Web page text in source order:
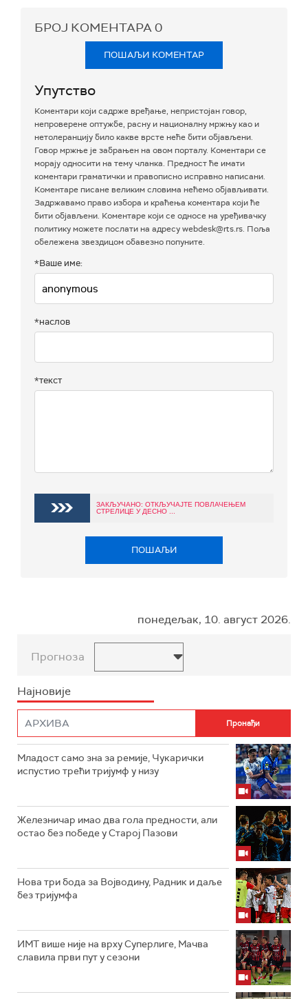
БРОЈ КОМЕНТАРА0
ПОШАЉИ КОМЕНТАР
Упутство
Коментари који садрже вређање, непристојан говор,
непроверене оптужбе, расну и националну мржњу као и
нетолеранцију било какве врсте неће бити објављени.
Говор мржње је забрањен на овом порталу. Коментари се
морају односити на тему чланка. Предност ће имати
коментари граматички и правописно исправно написани.
Коментаре писане великим словима нећемо објављивати.
Задржавамо право избора и краћења коментара који ће
бити објављени. Коментаре који се односе на уређивачку
политику можете послати на адресу webdesk@rts.rs. Поља
обележена звездицом обавезно попуните.
*Ваше име:
*наслов
*текст
ЗАКЉУЧАНО: ОТКЉУЧАЈТЕ ПОВЛАЧЕЊЕМ
СТРЕЛИЦЕ У ДЕСНО ...
ПОШАЉИ
понедељак, 10. август 2026.
Прогноза
Најновије
Младост само зна за ремије, Чукарички
испустио трећи тријумф у низу
Железничар имао два гола предности, али
остао без победе у Старој Пазови
Нова три бода за Војводину, Радник и даље
без тријумфа
ИМТ више није на врху Суперлиге, Мачва
славила први пут у сезони